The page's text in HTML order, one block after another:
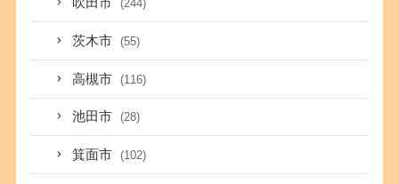
(244)
茨木市 (55)
高槻市 (116)
池田市 (28)
箕面市 (102)